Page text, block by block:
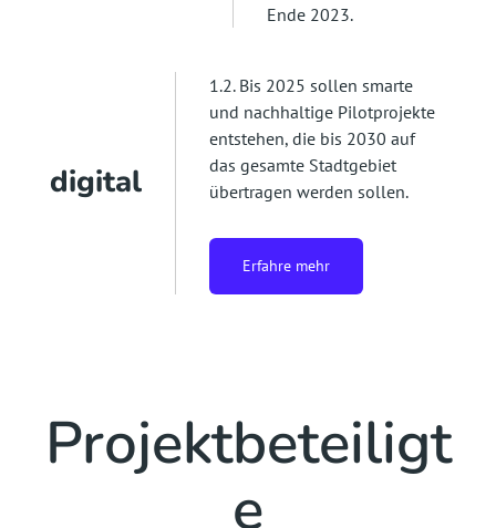
Ende 2023.
digital
1.2. Bis 2025 sollen smarte
und nachhaltige Pilotprojekte
entstehen, die bis 2030 auf
das gesamte Stadtgebiet
übertragen werden sollen.
Erfahre mehr
Projektbeteiligt
e